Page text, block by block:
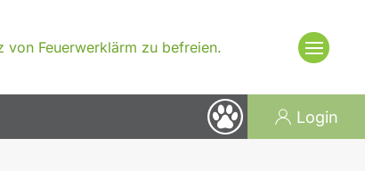
von Feuerwerklärm zu befreien.
Login